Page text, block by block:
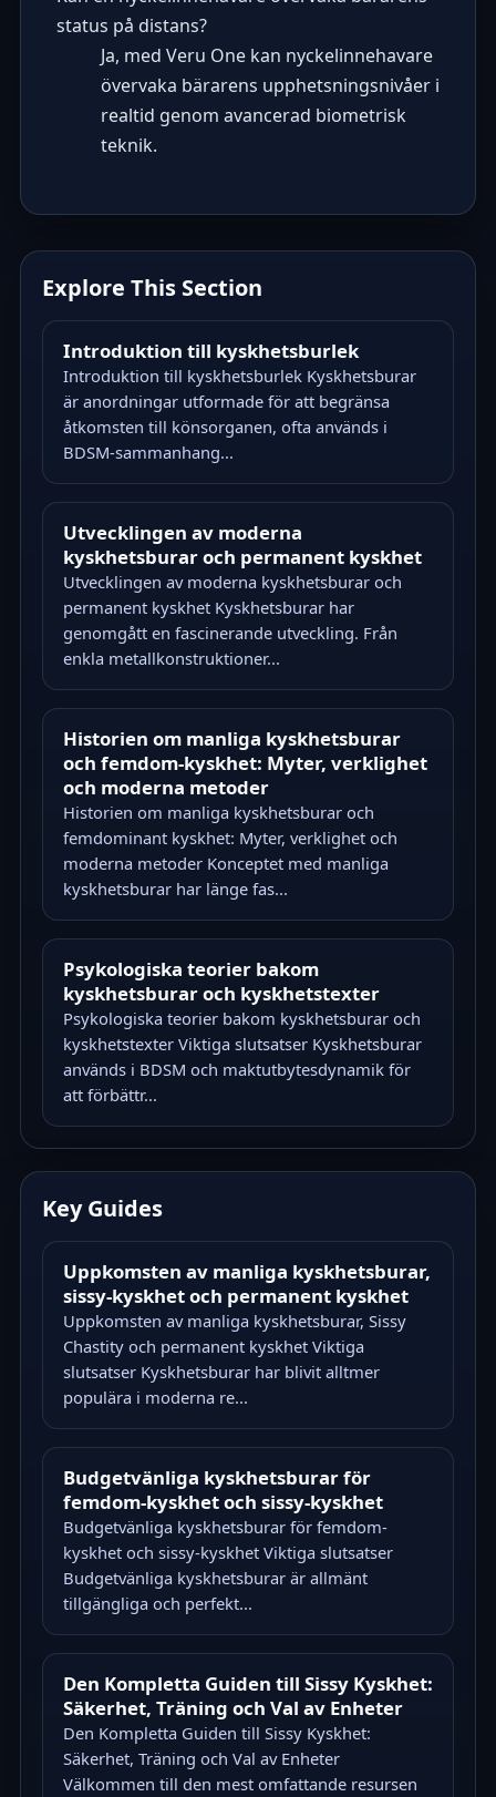
status på distans?
Ja, med Veru One kan nyckelinnehavare
övervaka bärarens upphetsningsnivåer i
realtid genom avancerad biometrisk
teknik.
Explore This Section
Introduktion till kyskhetsburlek
Introduktion till kyskhetsburlek Kyskhetsburar
är anordningar utformade för att begränsa
åtkomsten till könsorganen, ofta används i
BDSM-sammanhang...
Utvecklingen av moderna
kyskhetsburar och permanent kyskhet
Utvecklingen av moderna kyskhetsburar och
permanent kyskhet Kyskhetsburar har
genomgått en fascinerande utveckling. Från
enkla metallkonstruktioner...
Historien om manliga kyskhetsburar
och femdom-kyskhet: Myter, verklighet
och moderna metoder
Historien om manliga kyskhetsburar och
femdominant kyskhet: Myter, verklighet och
moderna metoder Konceptet med manliga
kyskhetsburar har länge fas...
Psykologiska teorier bakom
kyskhetsburar och kyskhetstexter
Psykologiska teorier bakom kyskhetsburar och
kyskhetstexter Viktiga slutsatser Kyskhetsburar
används i BDSM och maktutbytesdynamik för
att förbättr...
Key Guides
Uppkomsten av manliga kyskhetsburar,
sissy-kyskhet och permanent kyskhet
Uppkomsten av manliga kyskhetsburar, Sissy
Chastity och permanent kyskhet Viktiga
slutsatser Kyskhetsburar har blivit alltmer
populära i moderna re...
Budgetvänliga kyskhetsburar för
femdom-kyskhet och sissy-kyskhet
Budgetvänliga kyskhetsburar för femdom-
kyskhet och sissy-kyskhet Viktiga slutsatser
Budgetvänliga kyskhetsburar är allmänt
tillgängliga och perfekt...
Den Kompletta Guiden till Sissy Kyskhet:
Säkerhet, Träning och Val av Enheter
Den Kompletta Guiden till Sissy Kyskhet:
Säkerhet, Träning och Val av Enheter
Välkommen till den mest omfattande resursen